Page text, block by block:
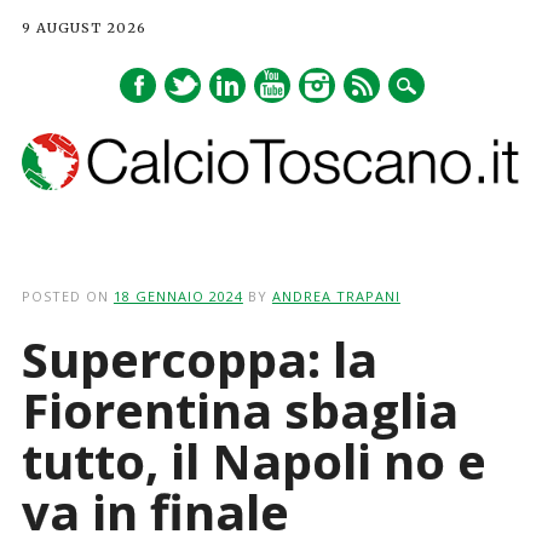
9 AUGUST 2026
POSTED ON 18 GENNAIO 2024 BY ANDREA TRAPANI
Supercoppa: la
Fiorentina sbaglia
tutto, il Napoli no e
va in finale